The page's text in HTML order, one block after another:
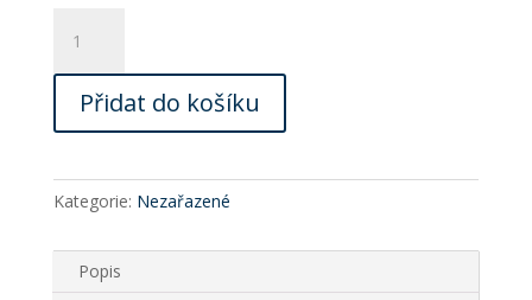
blond
vlasy
a
(kluk)
množství
Přidat do košíku
Kategorie: Nezařazené
Popis